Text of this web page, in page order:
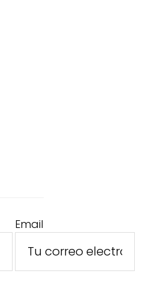
Email